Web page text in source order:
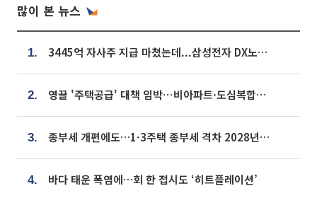
많이 본 뉴스
1. 3445억 자사주 지급 마쳤는데...삼성전자 DX노조, 뒤늦은 '떼쓰기 집회'
2. 영끌 '주택공급' 대책 임박⋯비아파트·도심복합까지 총동원
3. 종부세 개편에도…1·3주택 종부세 격차 2028년부터 확대
4. 바다 태운 폭염에…회 한 접시도 ‘히트플레이션’